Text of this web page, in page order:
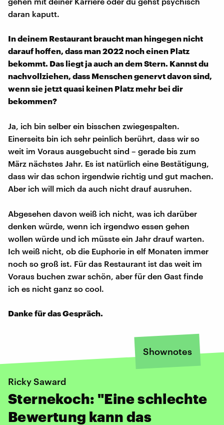
daran kaputt.
In deinem Restaurant braucht man hingegen nicht
darauf hoffen, dass man 2022 noch einen Platz
bekommt. Das liegt ja auch an dem Stern. Kannst du
nachvollziehen, dass Menschen genervt davon sind,
wenn sie jetzt quasi keinen Platz mehr bei dir
bekommen?
Ja, ich bin selber ein bisschen zwiegespalten.
Einerseits bin ich sehr peinlich berührt, dass wir so
weit im Voraus ausgebucht sind – gerade bis zum
März nächstes Jahr. Es ist natürlich eine Bestätigung,
dass wir das schon irgendwie richtig und gut machen.
Aber ich will mich da auch nicht drauf ausruhen.
Abgesehen davon weiß ich nicht, was ich darüber
denken würde, wenn ich irgendwo essen gehen
wollen würde und ich müsste ein Jahr drauf warten.
Ich weiß nicht, ob die Euphorie in elf Monaten immer
noch so groß ist. Für das Restaurant ist das weit im
Voraus buchen zwar schön, aber für den Gast finde
ich es nicht ganz so cool.
Danke für das Gespräch.
Shownotes
Ricky Saward
Sternekoch: "Eine schlechte
Bewertung kann das